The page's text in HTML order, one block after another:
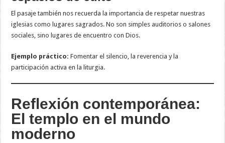
El pasaje también nos recuerda la importancia de respetar nuestras
iglesias como lugares sagrados. No son simples auditorios o salones
sociales, sino lugares de encuentro con Dios.
Ejemplo práctico: Fomentar el silencio, la reverencia y la
participación activa en la liturgia.
Reflexión contemporánea:
El templo en el mundo
moderno